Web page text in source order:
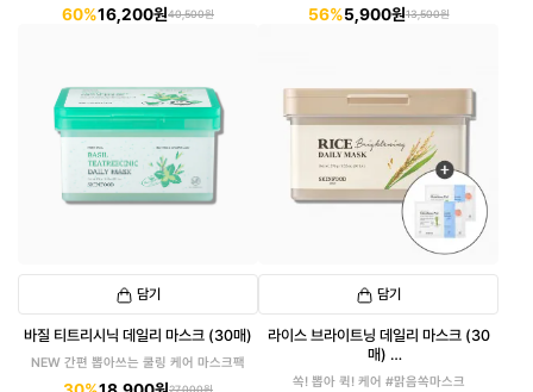
60%16,200원40,500원 56%5,900원13,500원
담기
바질 티트리시닉 데일리 마스크 (30매)
NEW 간편 뽑아쓰는 쿨링 케어 마스크팩
27,000원
담기
라이스 브라이트닝 데일리 마스크 (30
매)
(패드 6매입 증정)
쏙! 뽑아 퀵! 케어 #맑음쏙마스크